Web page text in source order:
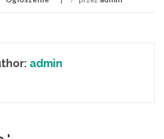
admin